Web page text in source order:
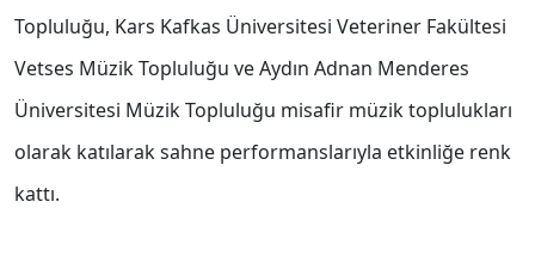
Topluluğu, Kars Kafkas Üniversitesi Veteriner Fakültesi
Vetses Müzik Topluluğu ve Aydın Adnan Menderes
Üniversitesi Müzik Topluluğu misafir müzik toplulukları
olarak katılarak sahne performanslarıyla etkinliğe renk
kattı.